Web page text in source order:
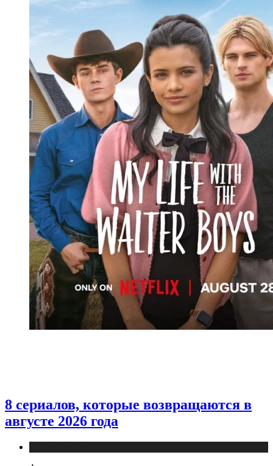
8 сериалов, которые возвращаются в
августе 2026 года